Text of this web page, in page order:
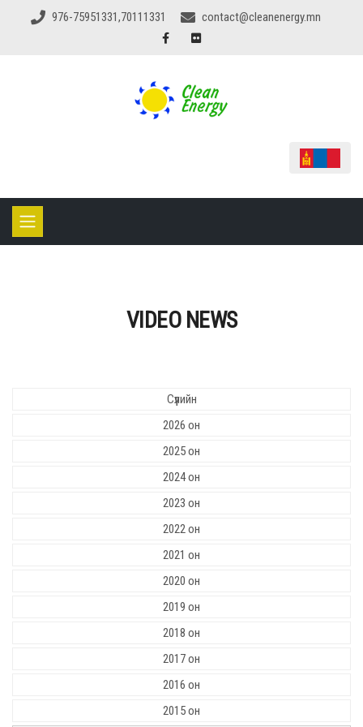
976-75951331,70111331 contact@cleanenergy.mn
VIDEO NEWS
Сүүлийн
2026 он
2025 он
2024 он
2023 он
2022 он
2021 он
2020 он
2019 он
2018 он
2017 он
2016 он
2015 он